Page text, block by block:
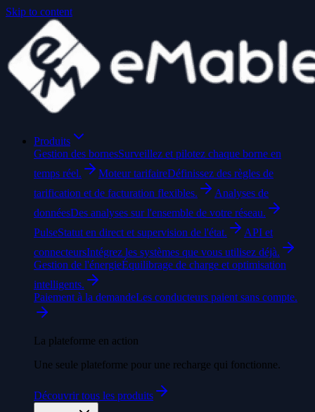
Skip to content
Produits
Gestion des bornesSurveillez et pilotez chaque borne en
temps réel.
Moteur tarifaireDéfinissez des règles de
tarification et de facturation flexibles.
Analyses de
donnéesDes analyses sur l'ensemble de votre réseau.
PulseStatut en direct et supervision de l'état.
API et
connecteursIntégrez les systèmes que vous utilisez déjà.
Gestion de l'énergieÉquilibrage de charge et optimisation
intelligents.
Paiement à la demandeLes conducteurs paient sans compte.
La plateforme en action
Une seule plateforme pour une recharge qui fonctionne.
Découvrir tous les produits